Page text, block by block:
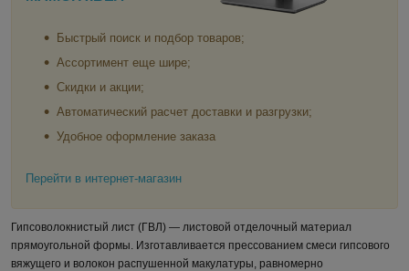
Быстрый поиск и подбор товаров;
Ассортимент еще шире;
Скидки и акции;
Автоматический расчет доставки и разгрузки;
Удобное оформление заказа
Перейти в интернет-магазин
Гипсоволокнистый лист (ГВЛ) — листовой отделочный материал
прямоугольной формы. Изготавливается прессованием смеси гипсового
вяжущего и волокон распушенной макулатуры, равномерно